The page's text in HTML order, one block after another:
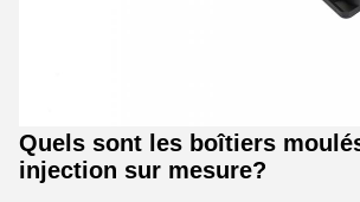
Quels sont les boîtiers
injection sur mesure?